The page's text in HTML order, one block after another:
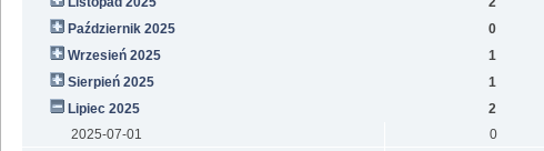
Październik 2025
0
Wrzesień 2025
1
Sierpień 2025
1
Lipiec 2025
2
2025-07-01
0